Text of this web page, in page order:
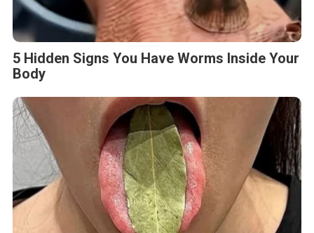
5 Hidden Signs You Have Worms Inside Your
Body